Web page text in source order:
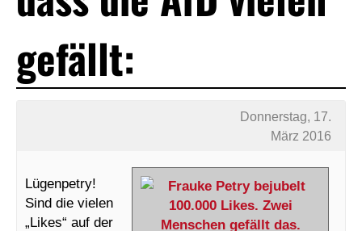
gefällt:
Donnerstag, 17.
März 2016
Lügenpetry!
Sind die vielen
„Likes“ auf der